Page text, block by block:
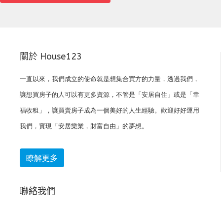
關於 House123
一直以來，我們成立的使命就是想集合買方的力量，透過我們，
讓想買房子的人可以有更多資源，不管是「安居自住」或是「幸
福收租」，讓買賣房子成為一個美好的人生經驗。歡迎好好運用
我們，實現「安居樂業，財富自由」的夢想。
瞭解更多
聯絡我們